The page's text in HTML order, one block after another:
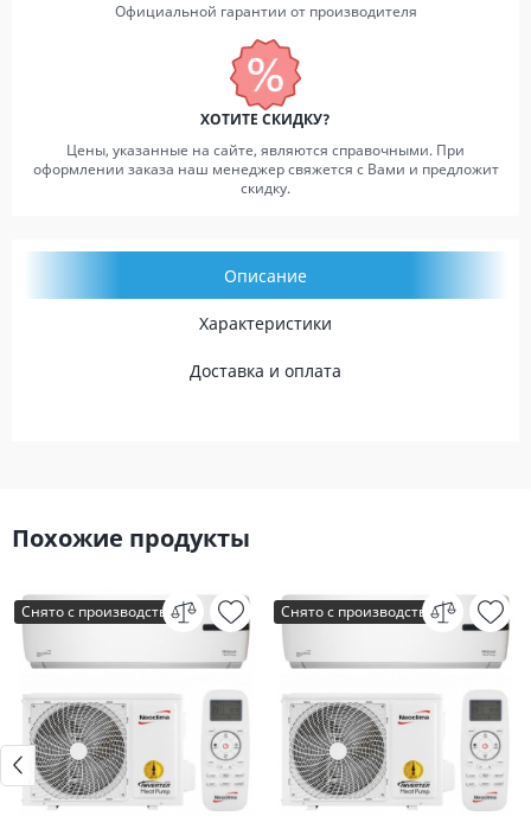
Официальной гарантии от производителя
ХОТИТЕ СКИДКУ?
Цены, указанные на сайте, являются справочными. При
оформлении заказа наш менеджер свяжется с Вами и предложит
скидку.
Описание
Характеристики
Доставка и оплата
Похожие продукты
Снято с производства Снято с производства